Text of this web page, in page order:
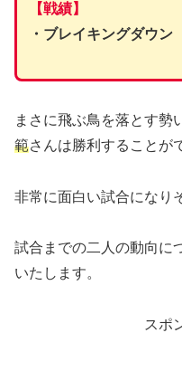
【戦績】
・ブレイキングダウ
まさに飛ぶ鳥を落とす勢
範さんは勝利することが
非常に面白い試合になり
試合までの二人の動向に
いたします。
スポ